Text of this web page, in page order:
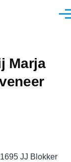
Marja
JJ Blokker